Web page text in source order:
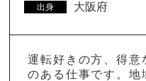
出身 大阪府
運転好きの方、得意
のある仕事です。地